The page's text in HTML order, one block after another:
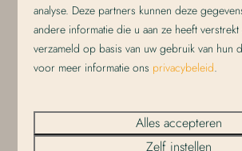
Luxe Eilandsuite -
analyse. Deze partners kunnen deze
andere informatie die u aan ze heeft
verzameld op basis van uw gebruik van hun
voor meer informatie ons privacybeleid.
Alles accepteren
Zelf instellen